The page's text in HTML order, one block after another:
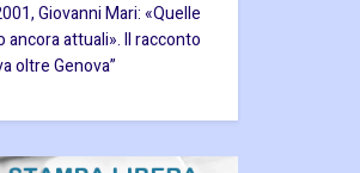
Giovanni Mari: «Quelle
ancora attuali». Il racconto
oltre Genova”